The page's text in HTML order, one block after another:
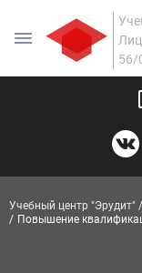
56/
Учебный центр "Эрудит"
Повышение